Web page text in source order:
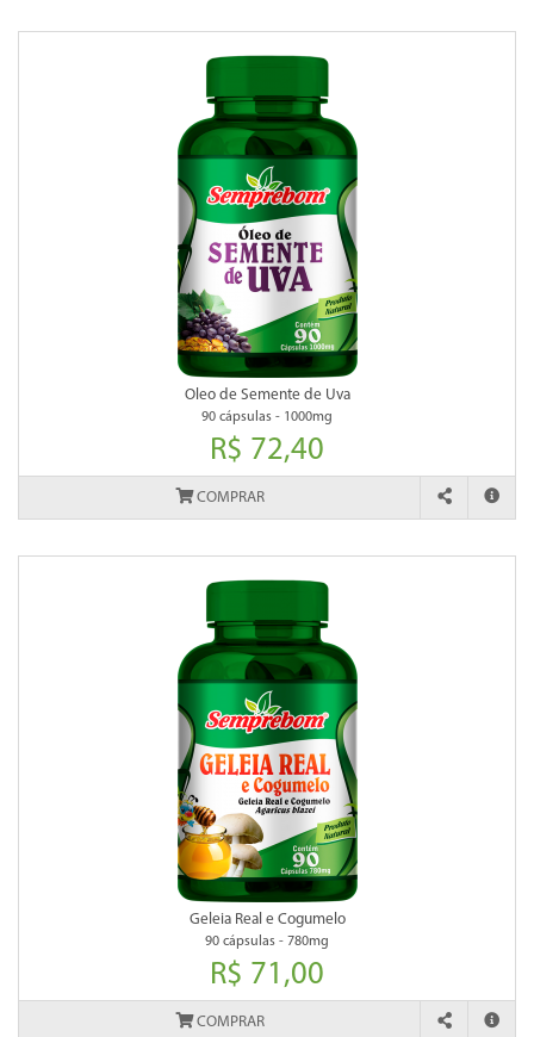
Oleo de Semente de Uva
90 cápsulas - 1000mg
R$ 72,40
COMPRAR
Geleia Real e Cogumelo
90 cápsulas - 780mg
R$ 71,00
COMPRAR